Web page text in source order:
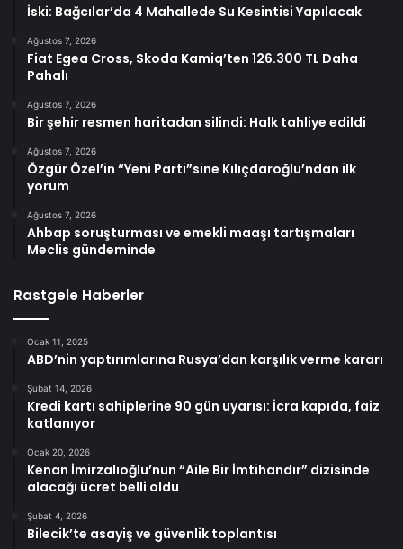
İski: Bağcılar’da 4 Mahallede Su Kesintisi Yapılacak
Ağustos 7, 2026
Fiat Egea Cross, Skoda Kamiq’ten 126.300 TL Daha
Pahalı
Ağustos 7, 2026
Bir şehir resmen haritadan silindi: Halk tahliye edildi
Ağustos 7, 2026
Özgür Özel’in “Yeni Parti”sine Kılıçdaroğlu’ndan ilk
yorum
Ağustos 7, 2026
Ahbap soruşturması ve emekli maaşı tartışmaları
Meclis gündeminde
Rastgele Haberler
Ocak 11, 2025
ABD’nin yaptırımlarına Rusya’dan karşılık verme kararı
Şubat 14, 2026
Kredi kartı sahiplerine 90 gün uyarısı: İcra kapıda, faiz
katlanıyor
Ocak 20, 2026
Kenan İmirzalıoğlu’nun “Aile Bir İmtihandır” dizisinde
alacağı ücret belli oldu
Şubat 4, 2026
Bilecik’te asayiş ve güvenlik toplantısı